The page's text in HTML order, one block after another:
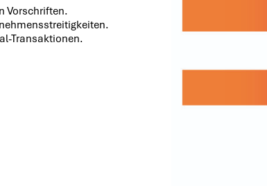
Vorschriften.
Transaktionen.